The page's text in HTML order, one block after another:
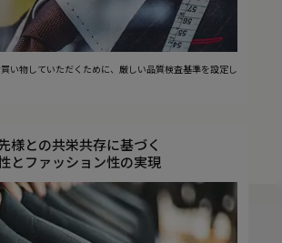
い物していただくために、厳しい品質検査基準を設定し
様との共栄共存に基づく
とファッション性の実現